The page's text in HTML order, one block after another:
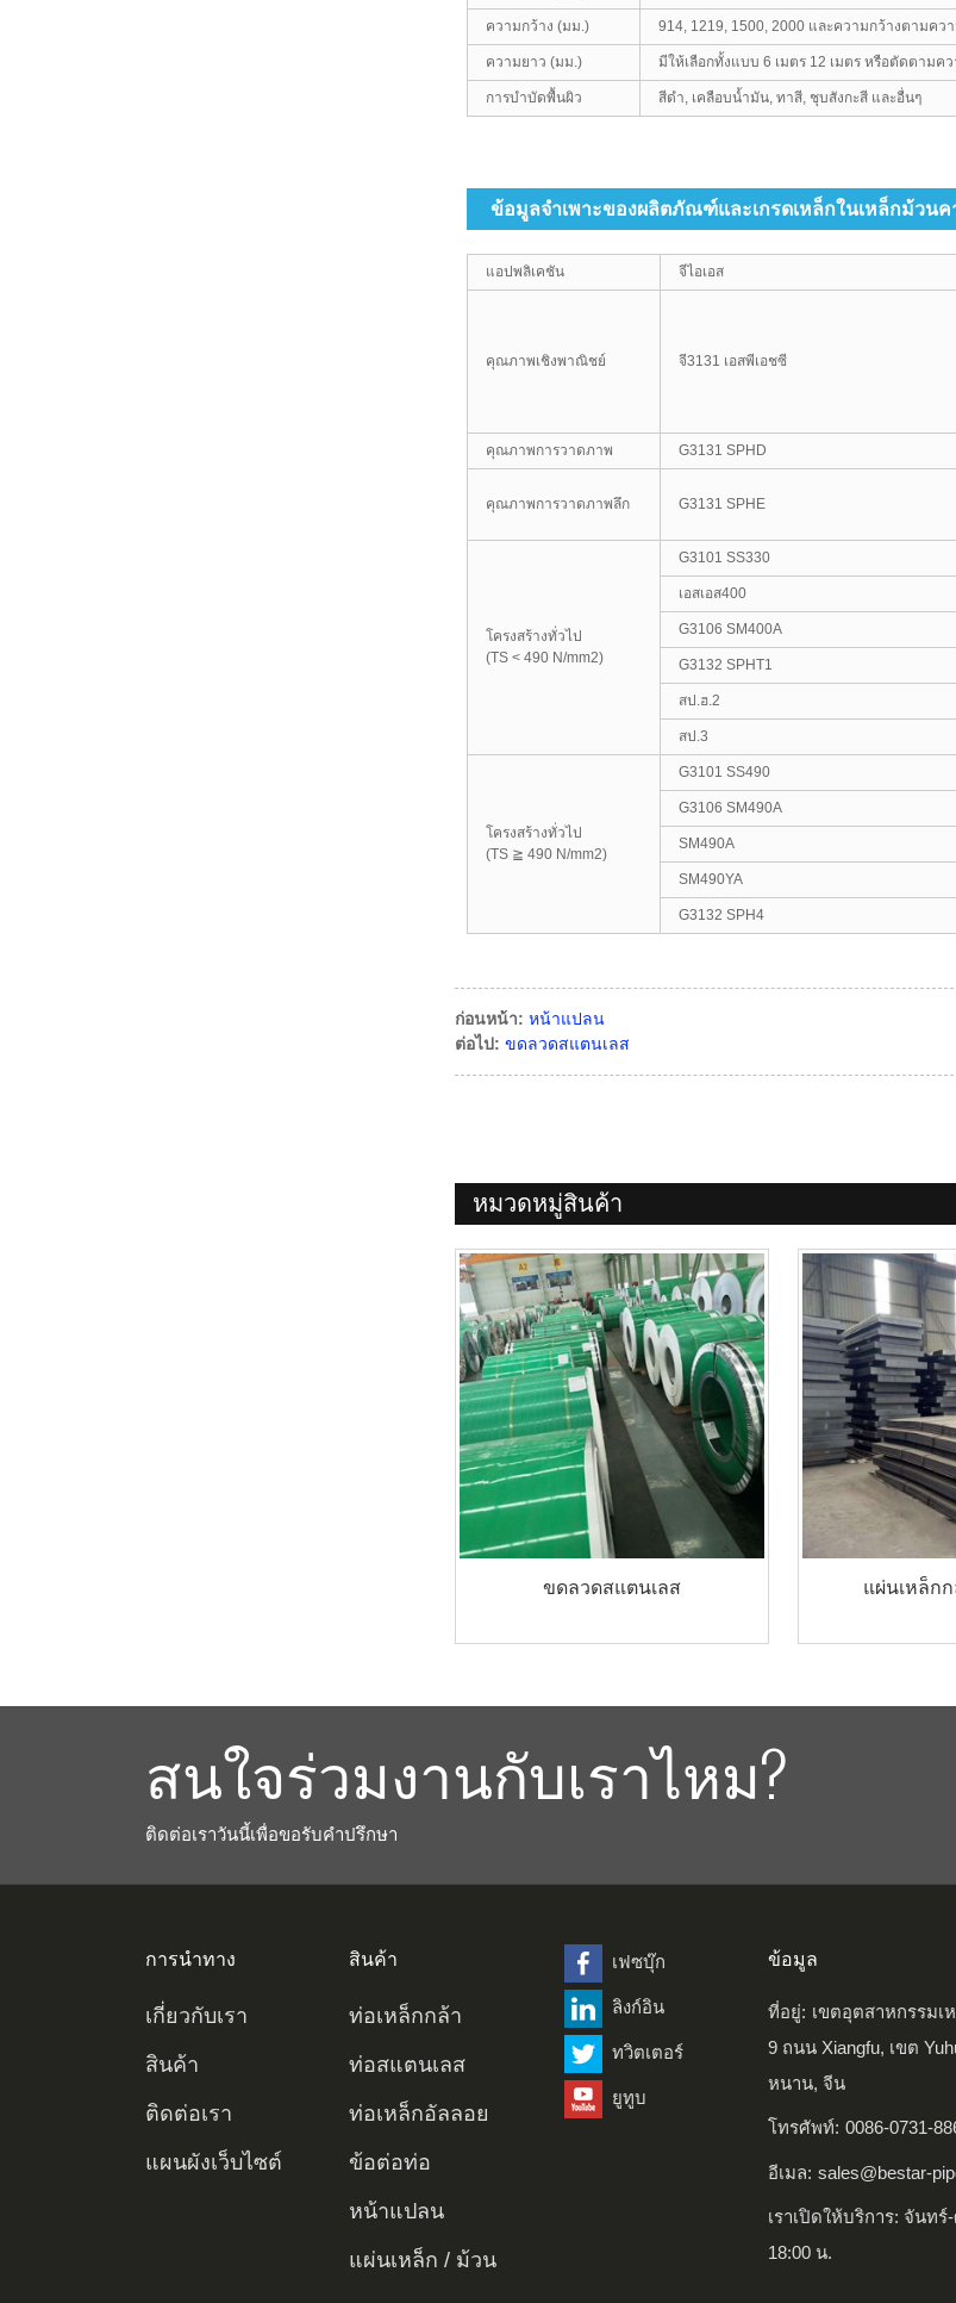
ความกว้าง (มม.) 914, 1219, 1500, 2000 และความกว้างตามคว
ความยาว (มม.) มีให้เลือกทั้งแบบ 6 เมตร 12 เมตร หรือตัดตามค
การบำบัดพื้นผิว สีดำ, เคลือบน้ำมัน, ทาสี, ชุบสังกะสี และอื่นๆ
ข้อมูลจำเพาะของผลิตภัณฑ์และเกรดเหล็กในเหล็กม้วน
แอปพลิเคชัน จีไอเอส
คุณภาพเชิงพาณิชย์ จี3131 เอสพีเอชซี
คุณภาพการวาดภาพ G3131 SPHD
คุณภาพการวาดภาพลึก G3131 SPHE
โครงสร้างทั่วไป
(TS < 490 N/mm2)
G3101 SS330
เอสเอส400
G3106 SM400A
G3132 SPHT1
สป.ฮ.2
สป.3
โครงสร้างทั่วไป
(TS ≧ 490 N/mm2)
G3101 SS490
G3106 SM490A
SM490A
SM490YA
G3132 SPH4
ก่อนหน้า: หน้าแปลน
ต่อไป: ขดลวดสแตนเลส
หมวดหมู่สินค้า
ขดลวดสแตนเลส แผ่นเหล็ก
สนใจร่วมงานกับเราไหม?
ติดต่อเราวันนี้เพื่อขอรับคำปรึกษา
การนำทาง
เกี่ยวกับเรา
สินค้า
ติดต่อเรา
แผนผังเว็บไซต์
สินค้า
ท่อเหล็กกล้า
คาร์บอน
ท่อเหล็กกล้า
ท่อเหล็กกล้า
ท่อปลอกและท่อส่ง
ท่อสแตนเลส
ท่อ 304
ท่อ 316
ท่อไร้รอยต่อสแตน
เลส
ท่อเชื่อมสแตนเลส
ท่อเหล็กอัลลอย
ท่อเหล็กอัลลอยไร้
รอยต่อ
ท่อเหล็กอัลลอย
เชื่อม
ข้อต่อท่อ
ข้อต่อเหล็กกล้า
คาร์บอน
อุปกรณ์สแตนเลส
หน้าแปลน
หน้าแปลน
แผ่นเหล็ก / ม้วน
เฟซบุ๊ก
ลิงก์อิน
ทวิตเตอร์
ยูทูบ
ข้อมูล
ที่อยู่: เขตอุตสาหกรรมเ
9 ถนน Xiangfu, เขต
หนาน, จีน
โทรศัพท์: 0086-0731-
อีเมล: sales@bestar-
เราเปิดให้บริการ: จันทร์
18:00 น.